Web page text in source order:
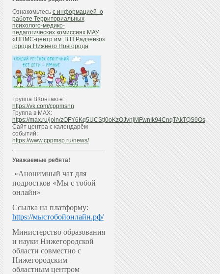
Ознакомьтесь с информацией о
работе Территориальных
психолого-медико-
педагогических комиссиях МАУ
«ППМС-центр им. В.П.Радченко»
города Нижнего Новгорода
Группа ВКонтакте:
https://vk.com/cppmsnn
Группа в МАХ:
https://max.ru/join/zOFY6Kq5UCStj0oKzOJvhjMFwnIk94CnqTAkTQS9Os
Сайт центра с календарём
событий:
https://www.cppmsp.ru/news/
Уважаемые ребята!
«Анонимный чат для
подростков «Мы с тобой
онлайн»
Ссылка на платформу:
https://мыстобойонлайн.рф/
Министерство образования
и науки Нижегородской
области совместно с
Нижегородским
областным центром